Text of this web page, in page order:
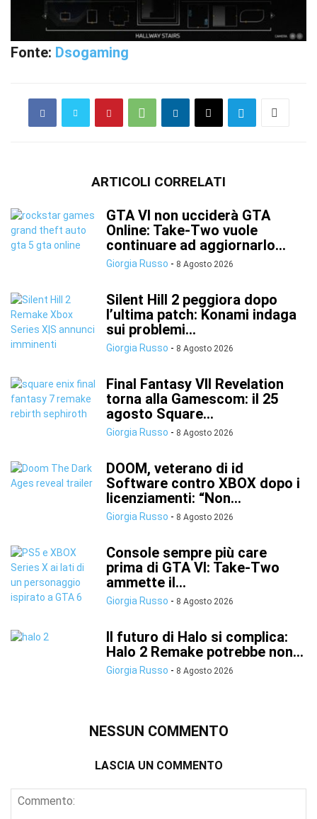
Fonte: Dsogaming
ARTICOLI CORRELATI
GTA VI non ucciderà GTA
Online: Take-Two vuole
continuare ad aggiornarlo...
Giorgia Russo - 8 Agosto 2026
Silent Hill 2 peggiora dopo
l’ultima patch: Konami indaga
sui problemi...
Giorgia Russo - 8 Agosto 2026
Final Fantasy VII Revelation
torna alla Gamescom: il 25
agosto Square...
Giorgia Russo - 8 Agosto 2026
DOOM, veterano di id
Software contro XBOX dopo i
licenziamenti: “Non...
Giorgia Russo - 8 Agosto 2026
Console sempre più care
prima di GTA VI: Take-Two
ammette il...
Giorgia Russo - 8 Agosto 2026
Il futuro di Halo si complica:
Halo 2 Remake potrebbe non...
Giorgia Russo - 8 Agosto 2026
NESSUN COMMENTO
LASCIA UN COMMENTO